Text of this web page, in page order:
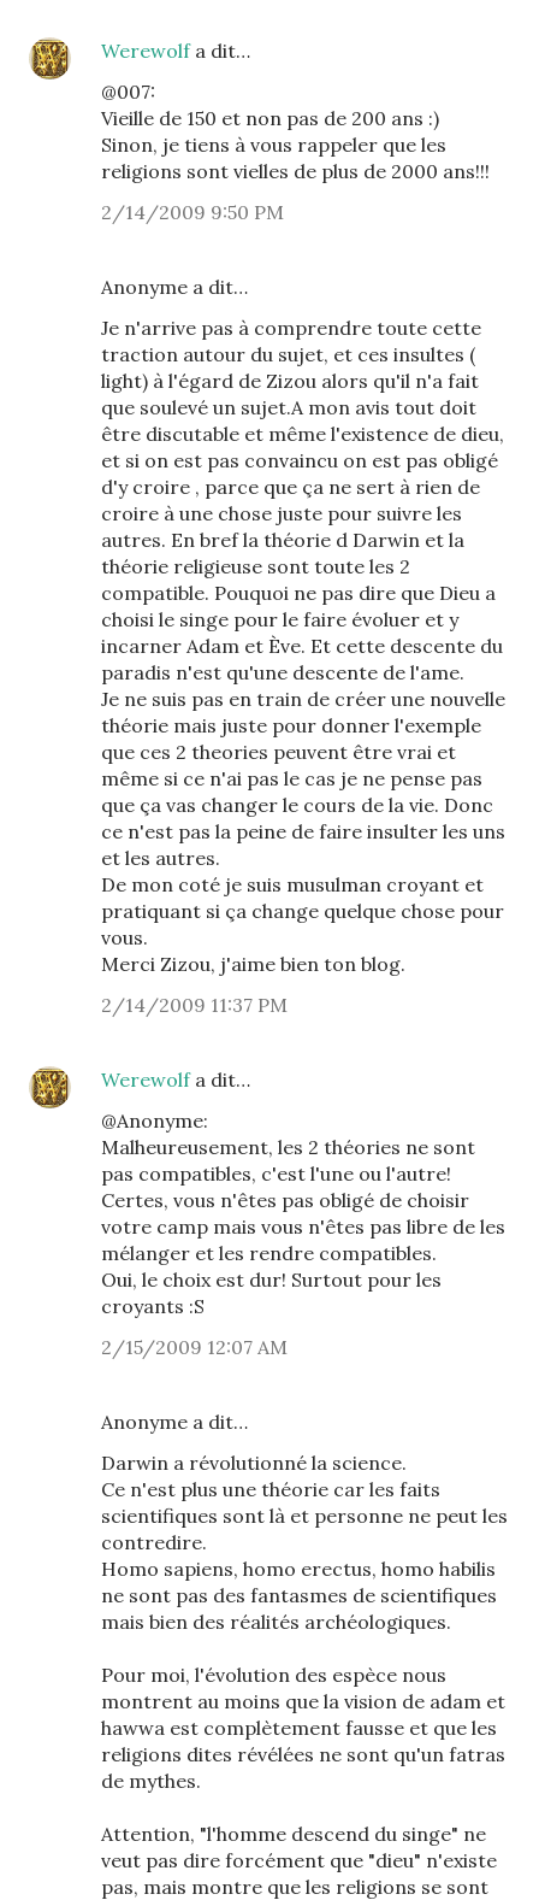
Werewolfa dit…
@007:
Vieille de 150 et non pas de 200 ans :)
Sinon, je tiens à vous rappeler que les
religions sont vielles de plus de 2000 ans!!!
2/14/2009 9:50 PM
Anonyme a dit…
Je n'arrive pas à comprendre toute cette
traction autour du sujet, et ces insultes (
light) à l'égard de Zizou alors qu'il n'a fait
que soulevé un sujet.A mon avis tout doit
être discutable et même l'existence de dieu,
et si on est pas convaincu on est pas obligé
d'y croire , parce que ça ne sert à rien de
croire à une chose juste pour suivre les
autres. En bref la théorie d Darwin et la
théorie religieuse sont toute les 2
compatible. Pouquoi ne pas dire que Dieu a
choisi le singe pour le faire évoluer et y
incarner Adam et Ève. Et cette descente du
paradis n'est qu'une descente de l'ame.
Je ne suis pas en train de créer une nouvelle
théorie mais juste pour donner l'exemple
que ces 2 theories peuvent être vrai et
même si ce n'ai pas le cas je ne pense pas
que ça vas changer le cours de la vie. Donc
ce n'est pas la peine de faire insulter les uns
et les autres.
De mon coté je suis musulman croyant et
pratiquant si ça change quelque chose pour
vous.
Merci Zizou, j'aime bien ton blog.
2/14/2009 11:37 PM
Werewolfa dit…
@Anonyme:
Malheureusement, les 2 théories ne sont
pas compatibles, c'est l'une ou l'autre!
Certes, vous n'êtes pas obligé de choisir
votre camp mais vous n'êtes pas libre de les
mélanger et les rendre compatibles.
Oui, le choix est dur! Surtout pour les
croyants :S
2/15/2009 12:07 AM
Anonyme a dit…
Darwin a révolutionné la science.
Ce n'est plus une théorie car les faits
scientifiques sont là et personne ne peut les
contredire.
Homo sapiens, homo erectus, homo habilis
ne sont pas des fantasmes de scientifiques
mais bien des réalités archéologiques.
Pour moi, l'évolution des espèce nous
montrent au moins que la vision de adam et
hawwa est complètement fausse et que les
religions dites révélées ne sont qu'un fatras
de mythes.
Attention, "l'homme descend du singe" ne
veut pas dire forcément que "dieu" n'existe
pas, mais montre que les religions se sont